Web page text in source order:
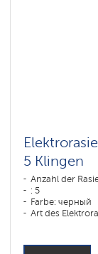
5 Klingen
Anzahl der
: 5
Farbe: черный
Art des
Akku-Ladezeit: